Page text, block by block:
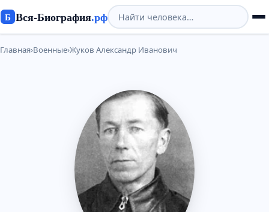
Б Вся-Биография.рф
Главная›Военные›Жуков Александр Иванович